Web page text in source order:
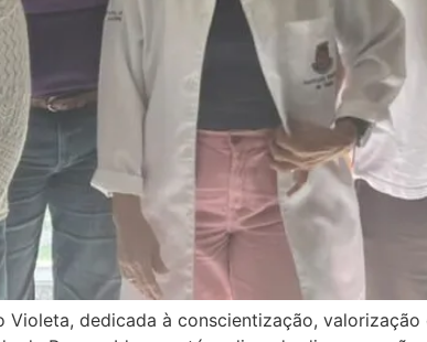
Violeta, dedicada à conscientização,